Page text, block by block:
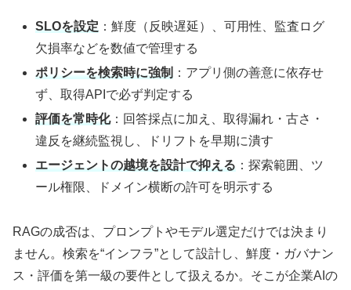
SLOを設定 ：鮮度（反映遅延）、可用性、監査ログ
欠損率などを数値で管理する
ポリシーを検索時に強制 ：アプリ側の善意に依存せ
ず、取得APIで必ず判定する
評価を常時化：回答採点に加え、取得漏れ・古さ・
違反を継続監視し、ドリフトを早期に潰す
エージェントの越境を設計で抑える ：探索範囲、ツ
ール権限、ドメイン横断の許可を明示する
RAGの成否は、プロンプトやモデル選定だけでは決まり
ません。検索を“インフラ”として設計し、鮮度・ガバナン
ス・評価を第一級の要件として扱えるか。そこが企業AIの